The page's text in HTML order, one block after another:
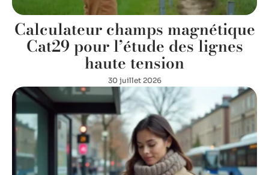
Calculateur champs magnétique
Cat29 pour l’étude des lignes
haute tension
30 juillet 2026